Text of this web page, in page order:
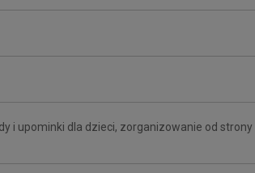
i upominki dla dzieci, zorganizowanie od